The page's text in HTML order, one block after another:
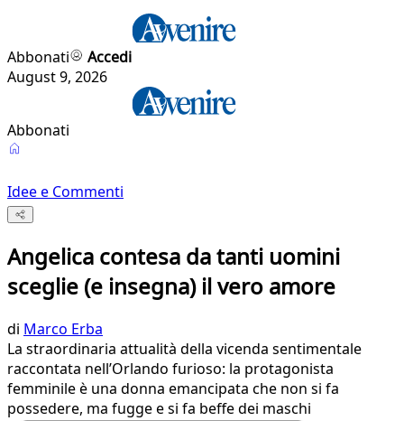
Abbonati
Accedi
August 9, 2026
Abbonati
Idee e Commenti
Angelica contesa da tanti uomini
sceglie (e insegna) il vero amore
di Marco Erba
La straordinaria attualità della vicenda sentimentale
raccontata nell’Orlando furioso: la protagonista
femminile è una donna emancipata che non si fa
possedere, ma fugge e si fa beffe dei maschi